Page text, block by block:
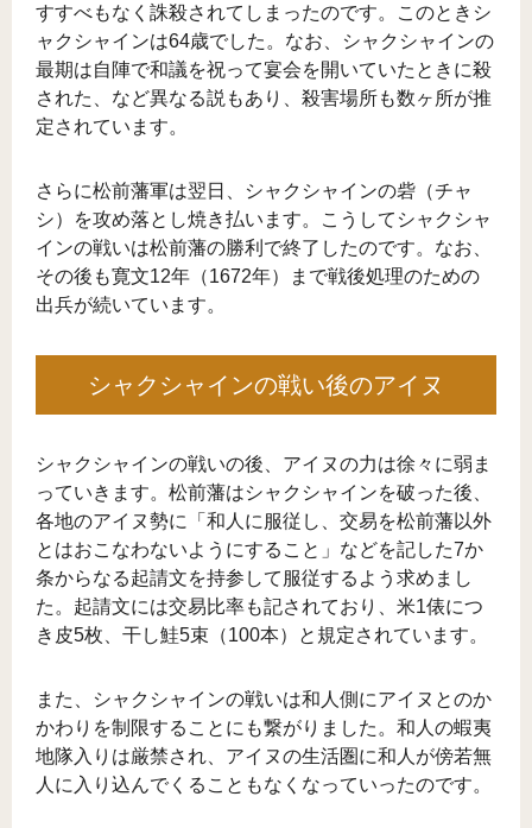
すすべもなく誅殺されてしまったのです。このときシ
ャクシャインは64歳でした。なお、シャクシャインの
最期は自陣で和議を祝って宴会を開いていたときに殺
された、など異なる説もあり、殺害場所も数ヶ所が推
定されています。
さらに松前藩軍は翌日、シャクシャインの砦（チャ
シ）を攻め落とし焼き払います。こうしてシャクシャ
インの戦いは松前藩の勝利で終了したのです。なお、
その後も寛文12年（1672年）まで戦後処理のための
出兵が続いています。
シャクシャインの戦い後のアイヌ
シャクシャインの戦いの後、アイヌの力は徐々に弱ま
っていきます。松前藩はシャクシャインを破った後、
各地のアイヌ勢に「和人に服従し、交易を松前藩以外
とはおこなわないようにすること」などを記した7か
条からなる起請文を持参して服従するよう求めまし
た。起請文には交易比率も記されており、米1俵につ
き皮5枚、干し鮭5束（100本）と規定されています。
また、シャクシャインの戦いは和人側にアイヌとのか
かわりを制限することにも繋がりました。和人の蝦夷
地隊入りは厳禁され、アイヌの生活圏に和人が傍若無
人に入り込んでくることもなくなっていったのです。